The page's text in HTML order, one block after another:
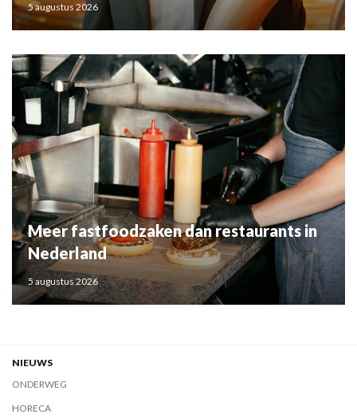
5 augustus 2026
Meer fastfoodzaken dan restaurants in
Nederland
5 augustus 2026
NIEUWS
ONDERWEG
HORECA